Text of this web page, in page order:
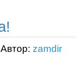
Автор: zamdir